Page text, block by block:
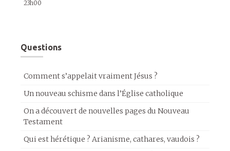
23h00
Questions
Comment s’appelait vraiment Jésus ?
Un nouveau schisme dans l’Église catholique
On a découvert de nouvelles pages du Nouveau
Testament
Qui est hérétique ? Arianisme, cathares, vaudois ?